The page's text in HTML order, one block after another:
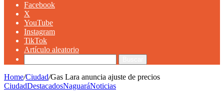
Facebook
X
YouTube
Instagram
TikTok
Artículo aleatorio
Home/Ciudad/Gas Lara anuncia ajuste de precios
CiudadDestacadosNaguaráNoticias